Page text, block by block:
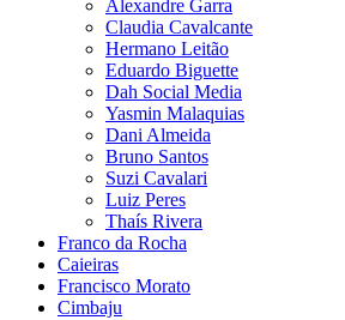
Alexandre Garra
Claudia Cavalcante
Hermano Leitão
Eduardo Biguette
Dah Social Media
Yasmin Malaquias
Dani Almeida
Bruno Santos
Suzi Cavalari
Luiz Peres
Thaís Rivera
Franco da Rocha
Caieiras
Francisco Morato
Cimbaju